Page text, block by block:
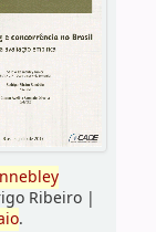
Ribeiro|
.